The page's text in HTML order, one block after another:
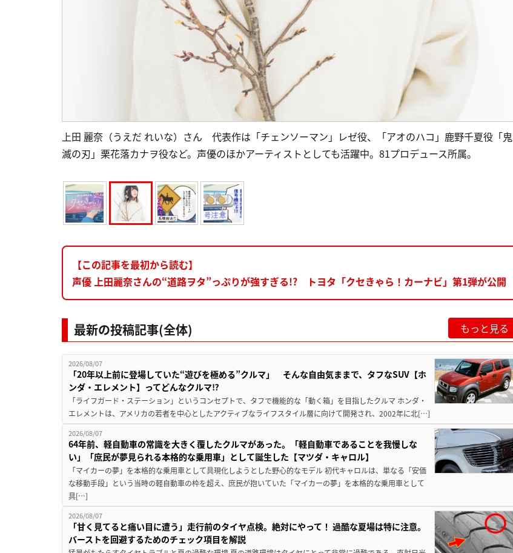
上田 麗奈（うえだ れいな）さん 代表作は「チェンソーマン」レゼ役、「アオのハコ」鹿野千夏役「鬼
滅の刃」栗花落カナヲ役など。声優のほかアーティストとしても活躍中。81プロデュース所属。
【この記事を最初から読む】
声優 上田麗奈さんの“道路ヲタ”っぷりが強すぎる!? トヨタ「クセきゃら！カーナビ」第1弾が公開
最新の投稿記事(全体) もっと見る
2026/08/07
「20年以上前に登場していた“遊びを極める”クルマ」 そんな自由気ままで、タフなSUV【ホ
ンダ・エレメント】ってどんなクルマ⁉︎
「ライフガード・ステーション」というコンセプトで、タフで機能的な「動く箱」を目指したクルマ ホンダ・
エレメントは、アメリカの若者を中心としたアクティブなライフスタイル層に向けて開発され、2002年に北[…]
2026/08/07
64年前、軽自動車の常識を大きく覆したクルマがあった。「軽自動車であることを我慢しな
い」「庶民が夢見られる本格的な乗用車」として誕生した【マツダ・キャロル】
「マイカーの夢」を本格的な乗用車として具現化しようとした野心的なモデル 初代キャロルは、単なる「安価
な移動手段」という当時の軽自動車の枠を超え、庶民が抱いていた「マイカーの夢」を本格的な乗用車として
具[…]
2026/08/07
「甘く見てると痛い目に遭う」走行前のタイヤ点検。絶対にやって！ 過酷な夏場は特に注意。
バーストを回避するためのチェック項目を解説